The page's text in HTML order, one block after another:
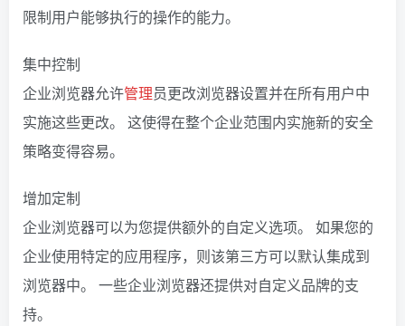
限制用户能够执行的操作的能力。
集中控制
企业浏览器允许管理员更改浏览器设置并在所有用户中
实施这些更改。 这使得在整个企业范围内实施新的安全
策略变得容易。
增加定制
企业浏览器可以为您提供额外的自定义选项。 如果您的
企业使用特定的应用程序，则该第三方可以默认集成到
浏览器中。 一些企业浏览器还提供对自定义品牌的支
持。